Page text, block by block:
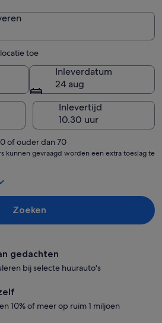
toe
Inleverdatum
24 aug
Inlevertijd
of ouder dan 70
kunnen gevraagd worden een extra toeslag te
Zoeken
gedachten
bij selecte huurauto's
10% of meer op ruim 1 miljoen